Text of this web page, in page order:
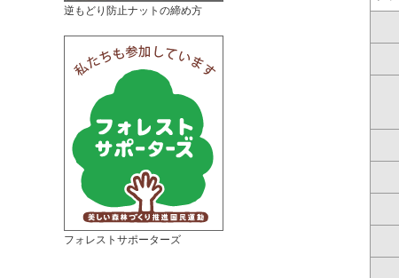
逆もどり防止ナットの締め方
フォレストサポーターズ